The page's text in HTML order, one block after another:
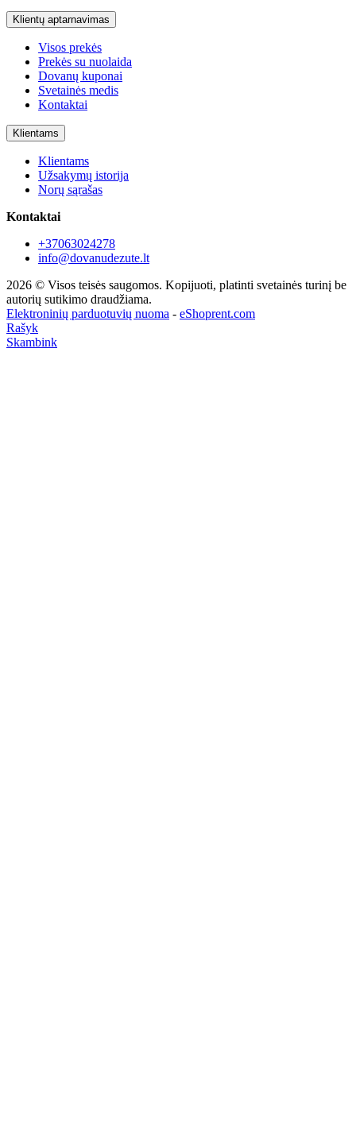
Klientų aptarnavimas
Visos prekės
Prekės su nuolaida
Dovanų kuponai
Svetainės medis
Kontaktai
Klientams
Klientams
Užsakymų istorija
Norų sąrašas
Kontaktai
+37063024278
info@dovanudezute.lt
2026 © Visos teisės saugomos. Kopijuoti, platinti svetainės turinį be
autorių sutikimo draudžiama.
Elektroninių parduotuvių nuoma - eShoprent.com
Rašyk
Skambink